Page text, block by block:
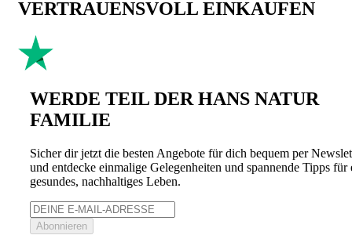
VERTRAUENSVOLL EINKAUFEN
WERDE TEIL DER HANS NATUR
FAMILIE
Sicher dir jetzt die besten Angebote für dich bequem per
und entdecke einmalige Gelegenheiten und spannende Tipps für
gesundes, nachhaltiges Leben.
Abonnieren